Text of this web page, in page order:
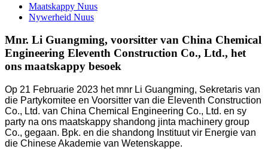
Maatskappy Nuus
Nywerheid Nuus
Mnr. Li Guangming, voorsitter van China Chemical
Engineering Eleventh Construction Co., Ltd., het
ons maatskappy besoek
Op 21 Februarie 2023 het mnr Li Guangming, Sekretaris van
die Partykomitee en Voorsitter van die Eleventh Construction
Co., Ltd. van China Chemical Engineering Co., Ltd. en sy
party na ons maatskappy shandong jinta machinery group
Co., gegaan. Bpk. en die shandong Instituut vir Energie van
die Chinese Akademie van Wetenskappe.